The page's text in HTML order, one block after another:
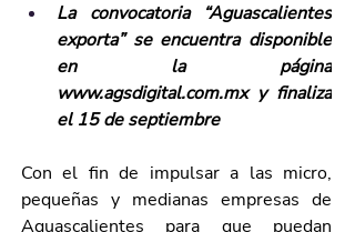
La convocatoria “Aguascalientes
exporta” se encuentra disponible
www.agsdigital.com.mx y finaliza
el 15 de septiembre
Con el fin de impulsar a las micro,
pequeñas y medianas empresas de
Aguascalientes para que puedan